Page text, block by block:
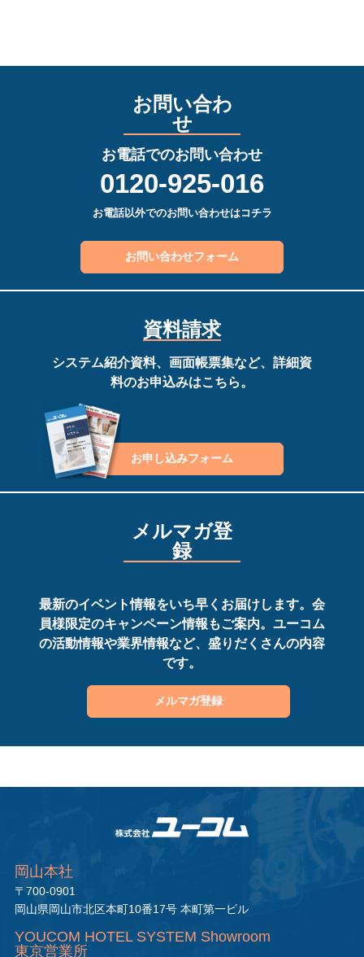
お問い合わ
せ
お電話でのお問い合わせ
0120-925-016
お電話以外でのお問い合わせはコチラ
お問い合わせフォーム
資料請求
システム紹介資料、画面帳票集など、詳細資
料のお申込みはこちら。
お申し込みフォーム
メルマガ登
録
最新のイベント情報をいち早くお届けします。会
員様限定のキャンペーン情報もご案内。ユーコム
の活動情報や業界情報など、盛りだくさんの内容
です。
メルマガ登録
岡山本社
〒700-0901
岡山県岡山市北区本町10番17号 本町第一ビル
YOUCOM HOTEL SYSTEM Showroom
東京営業所